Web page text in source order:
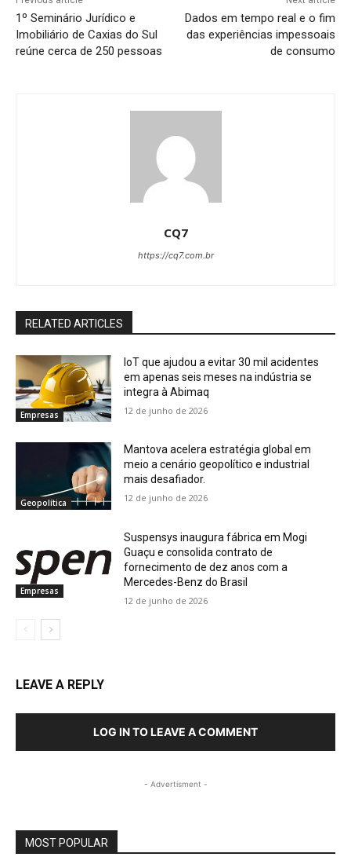
1º Seminário Jurídico e
Imobiliário de Caxias do Sul
reúne cerca de 250 pessoas
Dados em tempo real e o fim
das experiências impessoais
de consumo
CQ7
https://cq7.com.br
RELATED ARTICLES
Empresas
IoT que ajudou a evitar 30 mil acidentes
em apenas seis meses na indústria se
integra à Abimaq
12 de junho de 2026
Geopolítica
Mantova acelera estratégia global em
meio a cenário geopolítico e industrial
mais desafiador.
12 de junho de 2026
Empresas
Suspensys inaugura fábrica em Mogi
Guaçu e consolida contrato de
fornecimento de dez anos com a
Mercedes-Benz do Brasil
12 de junho de 2026
LEAVE A REPLY
LOG IN TO LEAVE A COMMENT
- Advertisment -
MOST POPULAR